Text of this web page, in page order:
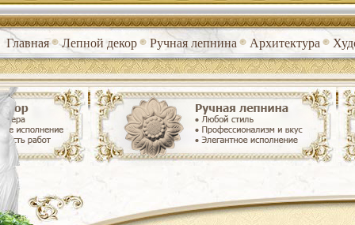
Главная Лепной декор Ручная лепнина Архитектура